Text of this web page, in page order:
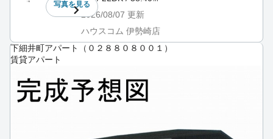
写真を見る
2026/08/07 更新
ハウスコム 伊勢崎店
下細井町アパート（０２８８０８００１）
賃貸アパート